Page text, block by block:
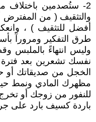
2- ستُصدمين باختلاف
والتثقيف ( من المفترض
أفضل للتثقيف ) ،
طرق التفكير ومرورآ
وليس انتهاءً بالملبس
نفسك تشعرين بعد فترة
الخجل من صديقاتك
للنفور من زوجك أو
باردة كسيف بارد على